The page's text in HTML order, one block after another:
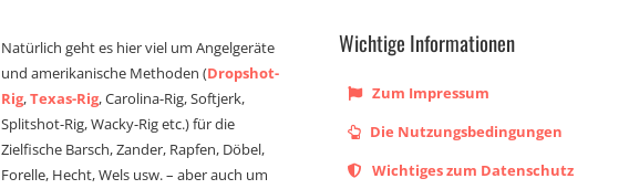
Natürlich geht es hier viel um Angelgeräte
und amerikanische Methoden (Dropshot-
Rig,Texas-Rig, Carolina-Rig, Softjerk,
Splitshot-Rig, Wacky-Rig etc.) für die
Zielfische Barsch, Zander, Rapfen, Döbel,
Forelle, Hecht, Wels usw. – aber auch um
Wichtige Informationen
Zum Impressum
Die Nutzungsbedingungen
Wichtiges zum Datenschutz